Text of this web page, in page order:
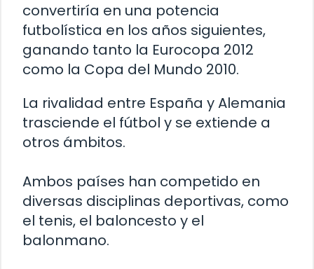
convertiría en una potencia
futbolística en los años siguientes,
ganando tanto la Eurocopa 2012
como la Copa del Mundo 2010.
La rivalidad entre España y Alemania
trasciende el fútbol y se extiende a
otros ámbitos.
Ambos países han competido en
diversas disciplinas deportivas, como
el tenis, el baloncesto y el
balonmano.